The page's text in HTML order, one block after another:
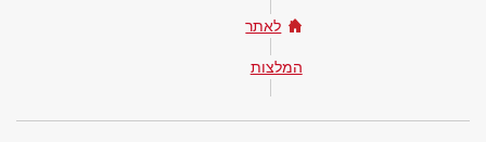
לאתר
המלצות